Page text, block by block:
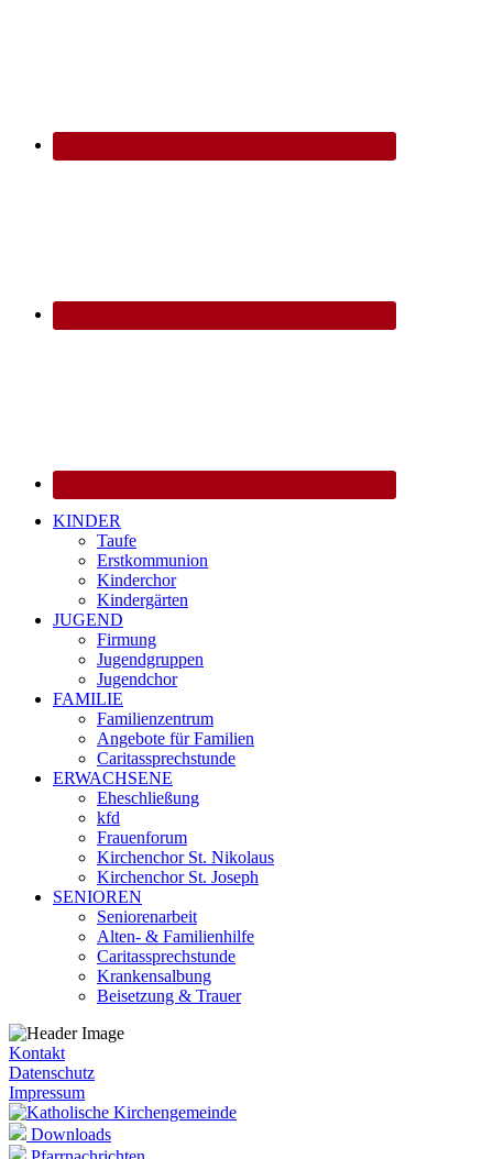
KINDER
Taufe
Erstkommunion
Kinderchor
Kindergärten
JUGEND
Firmung
Jugendgruppen
Jugendchor
FAMILIE
Familienzentrum
Angebote für Familien
Caritassprechstunde
ERWACHSENE
Eheschließung
kfd
Frauenforum
Kirchenchor St. Nikolaus
Kirchenchor St. Joseph
SENIOREN
Seniorenarbeit
Alten- & Familienhilfe
Caritassprechstunde
Krankensalbung
Beisetzung & Trauer
Kontakt
Datenschutz
Impressum
Downloads